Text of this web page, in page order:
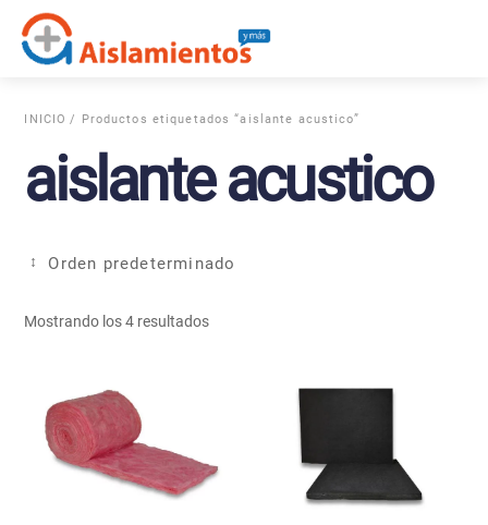
content
INICIO / Productos etiquetados “aislante acustico”
aislante acustico
Mostrando los 4 resultados